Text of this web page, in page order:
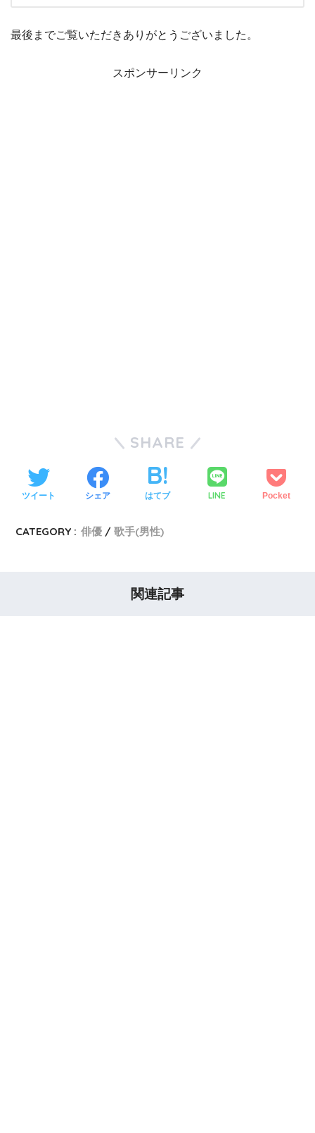
最後までご覧いただきありがとうございました。
スポンサーリンク
SHARE
ツイート シェア はてブ LINE Pocket
CATEGORY : 俳優 歌手(男性)
関連記事